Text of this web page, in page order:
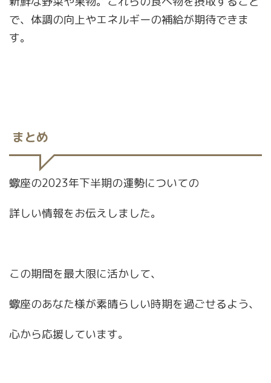
で、体調の向上やエネルギーの補給が期待できま
す。
まとめ
蠍座の2023年下半期の運勢についての
詳しい情報をお伝えしました。
この期間を最大限に活かして、
蠍座のあなた様が素晴らしい時期を過ごせるよう、
心から応援しています。